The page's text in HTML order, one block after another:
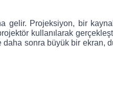
gelir. Projeksiyon, bir
kullanılarak
daha sonra büyük bir ekran,